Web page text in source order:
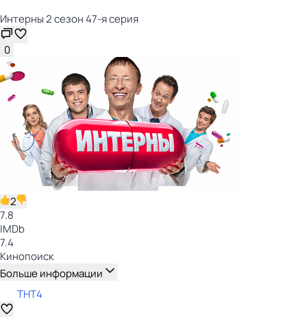
Интерны 2 сезон 47-я серия
0
2
7.8
IMDb
7.4
Кинопоиск
Больше информации
ТНТ4